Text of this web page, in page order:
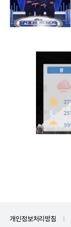
개인정보처리방침